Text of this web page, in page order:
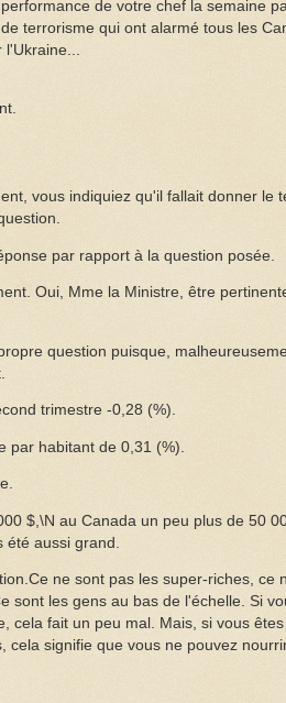
de votre chef la semaine
terrorisme qui ont alarmé tous les
vous indiquiez qu'il fallait donner le
par rapport à la question posée.
Oui, Mme la Ministre, être
question puisque,
trimestre -0,28 (%).
par habitant de 0,31 (%).
$,\N au Canada un peu plus de 50
aussi grand.
ne sont pas les super-riches, ce
sont les gens au bas de l'échelle. Si
cela fait un peu mal. Mais, si vous
cela signifie que vous ne pouvez